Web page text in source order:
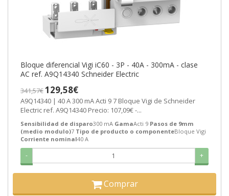
Bloque diferencial Vigi iC60 - 3P - 40A - 300mA - clase
AC ref. A9Q14340 Schneider Electric
341,57€129,58€
A9Q14340 | 40 A 300 mA Acti 9 7 Bloque Vigi de Schneider
Electric ref. A9Q14340 Precio: 107,09€ -...
Sensibilidad de disparo300 mA GamaActi 9 Pasos de 9mm
(medio modulo)7 Tipo de producto o componenteBloque Vigi
Corriente nominal40 A
- +
Comprar